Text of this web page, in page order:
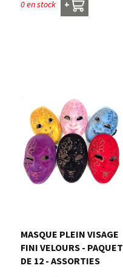
0 en stock +
MASQUE PLEIN VISAGE
FINI VELOURS - PAQUET
DE 12 - ASSORTIES